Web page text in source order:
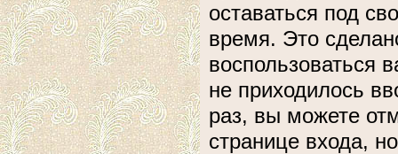
оставаться под
время. Это
воспользоваться
не приходилось
раз, вы можете
странице входа,